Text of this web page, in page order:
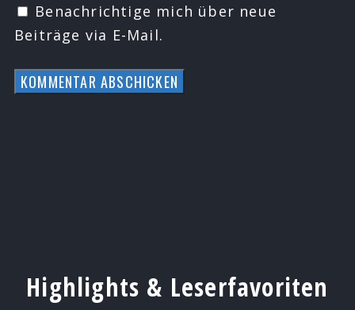
Benachrichtige mich über neue
Beiträge via E-Mail.
Highlights & Leserfavoriten